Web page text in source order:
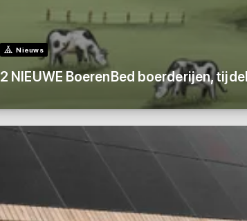
Nieuws
2 NIEUWE BoerenBed boerderijen,